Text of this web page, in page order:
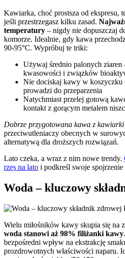
Kawiarka, choć prostsza od ekspresu,
jeśli przestrzegasz kilku zasad.
temperatury – nigdy nie dopuszczaj
komorze. Idealnie, gdy kawa
90-95°C. Wypróbuj te triki:
Używaj średnio palonych ziaren
kwasowości i związków
Nie dociskaj kawy w koszyczku
prowadzi do przeparzenia
Natychmiast przelej gotową
kontakt z gorącym metalem
Dobrze przygotowana kawa z kawiarki
przeciwutleniaczy obecnych w
alternatywą dla droższych rozwiązań.
Lato czeka, a wraz z nim nowe trendy.
rzęs na lato i podkreśl swoje spojrzenie
Woda – kluczowy
Wielu miłośników kawy skupia się na
woda stanowi aż 98% filiżanki kawy
bezpośredni wpływ na ekstrakcję
prozdrowotnych właściwości naparu.